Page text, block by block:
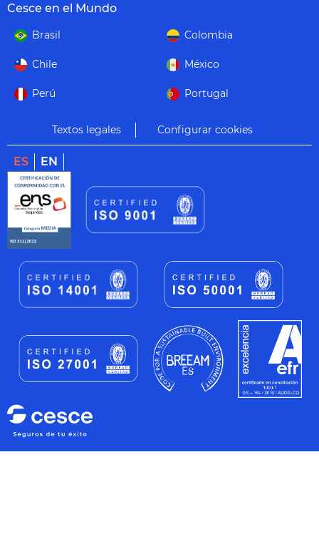
Cesce en el Mundo
Brasil Colombia
Chile México
Perú Portugal
Textos legales Configurar cookies
ES EN